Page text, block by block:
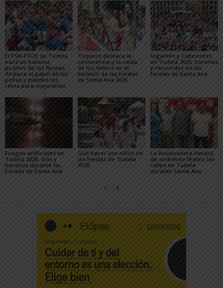
El PSN-PSOE de Tudela
hace un balance
positivo de las fiestas,
destaca el papel de las
peñas y plantea los
retos para mejorarlas
Toquero destaca la
convivencia y la caída
de los delitos en el
balance de las Fiestas
de Santa Ana 2026
Gigantes y Cabezudos
en Tudela 2026: horarios
y recorridos en las
Fiestas de Santa Ana
Fuegos artificiales en
Tudela 2026: días y
horarios durante las
Fiestas de Santa Ana
Qué hacer con niños en
las Fiestas de Tudela
2026
La Revolvedera llenará
de ambiente festivo las
calles de Tudela
durante Santa Ana